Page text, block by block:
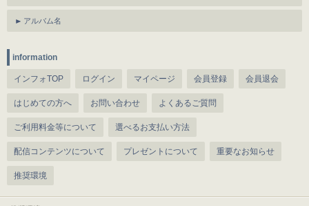
アルバム名
information
インフォTOP ログイン マイページ 会員登録 会員退会
はじめての方へ お問い合わせ よくあるご質問
ご利用料金等について 選べるお支払い方法
配信コンテンツについて プレゼントについて 重要なお知らせ
推奨環境